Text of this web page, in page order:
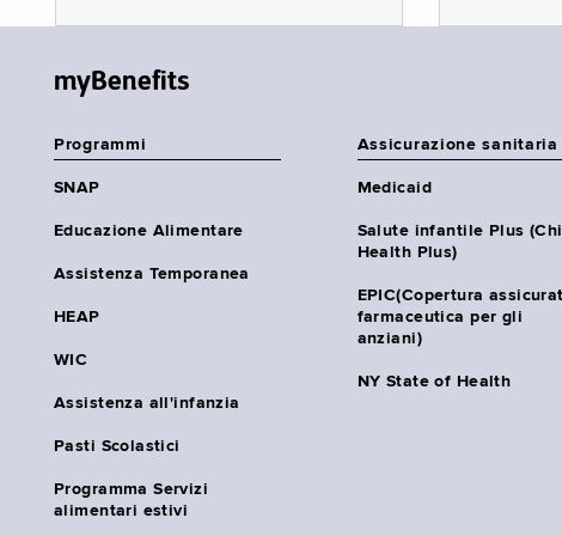
myBenefits
Programmi
SNAP
Educazione Alimentare
Assistenza Temporanea
HEAP
WIC
Assistenza all'infanzia
Pasti Scolastici
Programma Servizi
alimentari estivi
Assicurazione sanitaria
Medicaid
Salute infantile Plus
Health Plus)
EPIC(Copertura
farmaceutica per gli
anziani)
NY State of Health